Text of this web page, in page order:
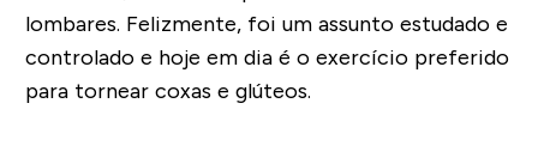
lombares. Felizmente, foi um assunto estudado e
controlado e hoje em dia é o exercício preferido
para tornear coxas e glúteos.